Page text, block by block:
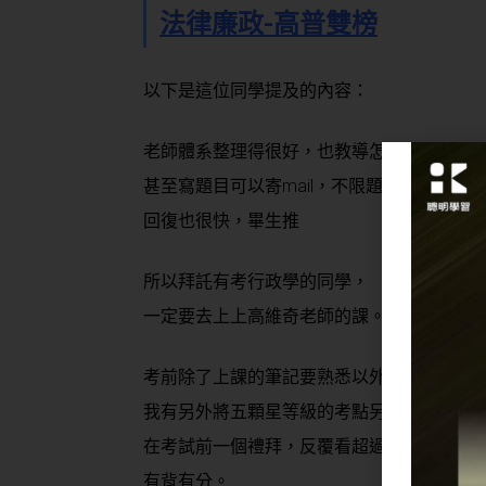
法律廉政-高普雙榜
以下是這位同學提及的內容：
老師體系整理得很好，也教導怎麼靈活運用
甚至寫題目可以寄mail，不限題數，
回復也很快，畢生推
所以拜託有考行政學的同學，
一定要去上上高維奇老師的課。
考前除了上課的筆記要熟悉以外，
我有另外將五顆星等級的考點另外做成小本
在考試前一個禮拜，反覆看超過30遍以上，
有背有分。